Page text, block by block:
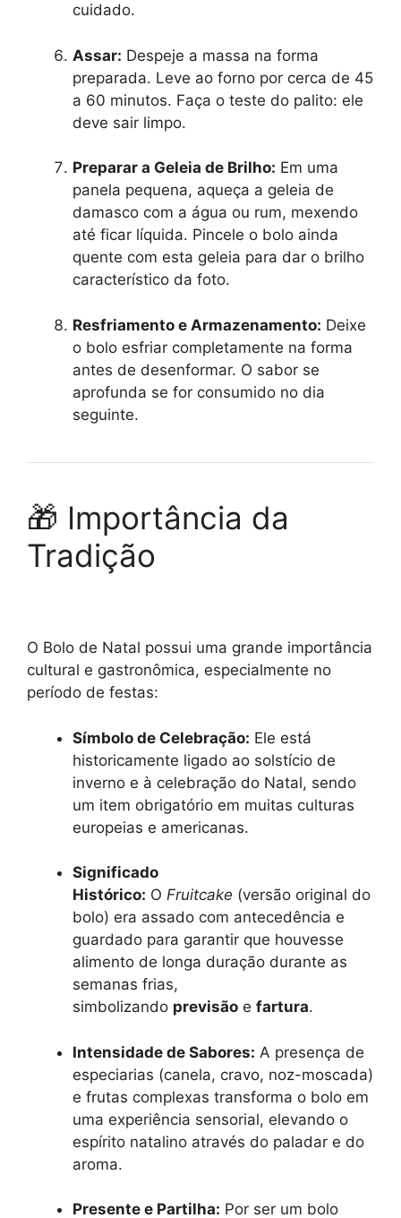
cuidado.
Assar: Despeje a massa na forma
preparada. Leve ao forno por cerca de 45
a 60 minutos. Faça o teste do palito: ele
deve sair limpo.
Preparar a Geleia de Brilho: Em uma
panela pequena, aqueça a geleia de
damasco com a água ou rum, mexendo
até ficar líquida. Pincele o bolo ainda
quente com esta geleia para dar o brilho
característico da foto.
Resfriamento e Armazenamento: Deixe
o bolo esfriar completamente na forma
antes de desenformar. O sabor se
aprofunda se for consumido no dia
seguinte.
🎁 Importância da
Tradição
O Bolo de Natal possui uma grande importância
cultural e gastronômica, especialmente no
período de festas:
Símbolo de Celebração: Ele está
historicamente ligado ao solstício de
inverno e à celebração do Natal, sendo
um item obrigatório em muitas culturas
europeias e americanas.
Significado
Histórico: O Fruitcake (versão original do
bolo) era assado com antecedência e
guardado para garantir que houvesse
alimento de longa duração durante as
semanas frias,
simbolizando previsão e fartura.
Intensidade de Sabores: A presença de
especiarias (canela, cravo, noz-moscada)
e frutas complexas transforma o bolo em
uma experiência sensorial, elevando o
espírito natalino através do paladar e do
aroma.
Presente e Partilha: Por ser um bolo